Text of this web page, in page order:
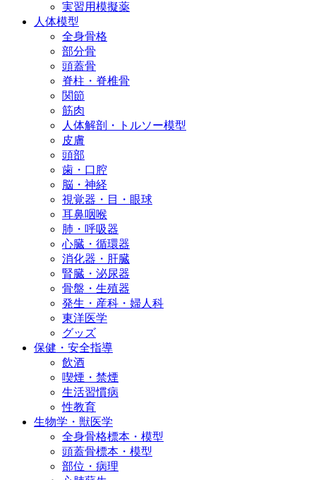
実習用模擬薬
人体模型
全身骨格
部分骨
頭蓋骨
脊柱・脊椎骨
関節
筋肉
人体解剖・トルソー模型
皮膚
頭部
歯・口腔
脳・神経
視覚器・目・眼球
耳鼻咽喉
肺・呼吸器
心臓・循環器
消化器・肝臓
腎臓・泌尿器
骨盤・生殖器
発生・産科・婦人科
東洋医学
グッズ
保健・安全指導
飲酒
喫煙・禁煙
生活習慣病
性教育
生物学・獣医学
全身骨格標本・模型
頭蓋骨標本・模型
部位・病理